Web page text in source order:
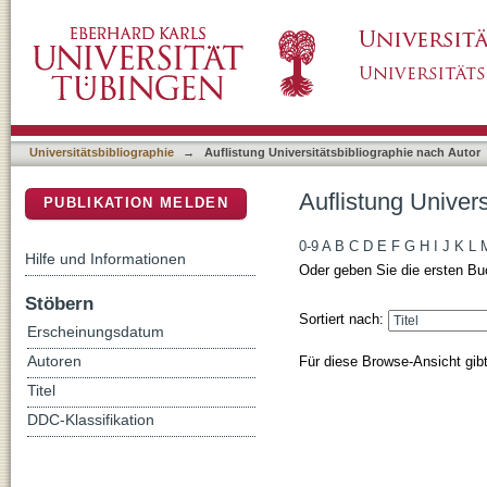
Universitätsbibliographie → Auflistung Universitätsbibliographie nach Autor
Auflistung
0-9 A B C D E F G H J K L
Oder geben Sie die ersten
Sortiert nach:
Für diese Browse-Ansicht
PUBLIKATION MELDEN
Hilfe und Informationen
Stöbern
Erscheinungsdatum
Autoren
Titel
DDC-Klassifikation